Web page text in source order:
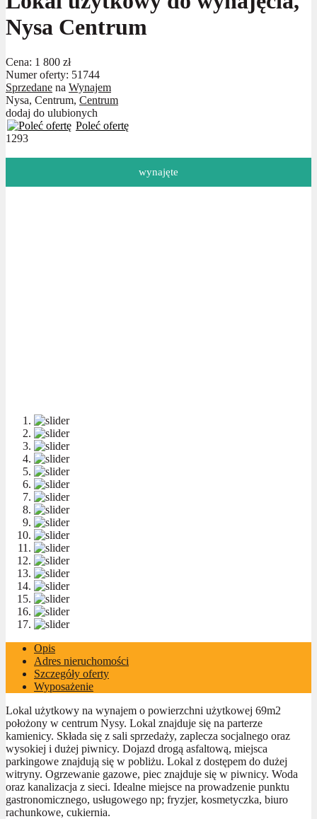
Nysa Centrum
Cena: 1 800 zł
Numer oferty: 51744
Sprzedane na Wynajem
Nysa, Centrum, Centrum
dodaj do ulubionych
Poleć ofertę
1293
wynajęte
Opis
Adres nieruchomości
Szczegóły oferty
Wyposażenie
Lokal użytkowy na wynajem o powierzchni użytkowej 69m2
położony w centrum Nysy. Lokal znajduje się na parterze
kamienicy. Składa się z sali sprzedaży, zaplecza socjalnego oraz
wysokiej i dużej piwnicy. Dojazd drogą asfaltową, miejsca
parkingowe znajdują się w pobliżu. Lokal z dostępem do dużej
witryny. Ogrzewanie gazowe, piec znajduje się w piwnicy. Woda
oraz kanalizacja z sieci. Idealne miejsce na prowadzenie punktu
gastronomicznego, usługowego np; fryzjer, kosmetyczka, biuro
rachunkowe, cukiernia.